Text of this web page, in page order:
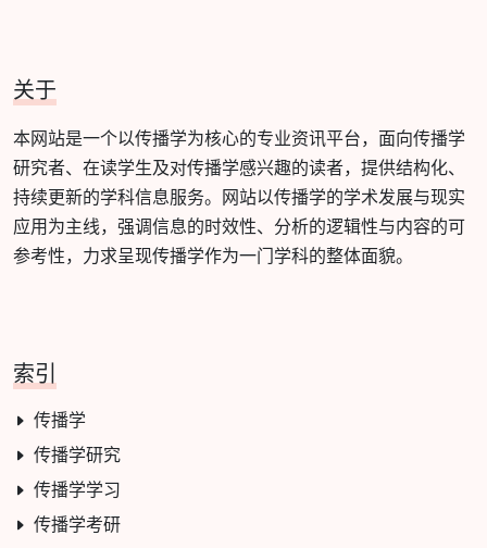
关于
本网站是一个以传播学为核心的专业资讯平台，面向传播学
研究者、在读学生及对传播学感兴趣的读者，提供结构化、
持续更新的学科信息服务。网站以传播学的学术发展与现实
应用为主线，强调信息的时效性、分析的逻辑性与内容的可
参考性，力求呈现传播学作为一门学科的整体面貌。
索引
传播学
传播学研究
传播学学习
传播学考研